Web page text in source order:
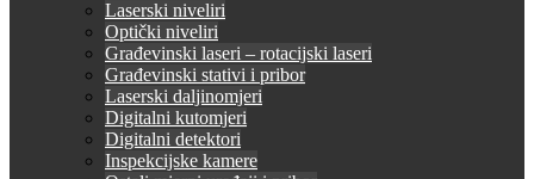
Laserski niveliri
Optički niveliri
Građevinski laseri – rotacijski laseri
Građevinski stativi i pribor
Laserski daljinomjeri
Digitalni kutomjeri
Digitalni detektori
Inspekcijske kamere